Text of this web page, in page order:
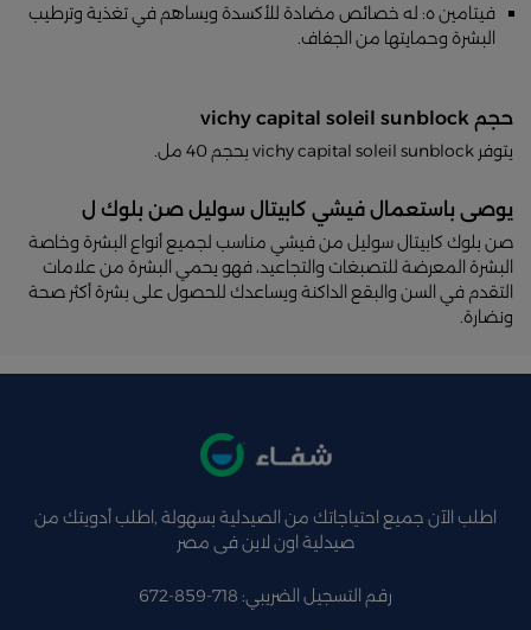
فيتامين ه: له خصائص مضادة للأكسدة ويساهم في تغذية وترطيب
البشرة وحمايتها من الجفاف.
حجم vichy capital soleil sunblock
يتوفر vichy capital soleil sunblock بحجم 40 مل.
يوصى باستعمال فيشي كابيتال سوليل صن بلوك ل
صن بلوك كابيتال سوليل من فيشي مناسب لجميع أنواع البشرة وخاصة
البشرة المعرضة للتصبغات والتجاعيد، فهو يحمي البشرة من علامات
التقدم في السن والبقع الداكنة ويساعدك للحصول على بشرة أكثر صحة
ونضارة.
اطلب الآن جميع احتياجاتك من الصيدلية بسهولة ,اطلب أدويتك من
صيدلية اون لاين فى مصر
رقم التسجيل الضريبي: 718-859-672